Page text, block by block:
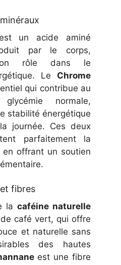
un acide aminé
par le corps,
rôle dans le
Le Chrome
qui contribue au
normale,
stabilité énergétique
journée. Ces deux
parfaitement la
offrant un soutien
fibres
la caféine naturelle
café vert, qui offre
et naturelle sans
des hautes
est une fibre